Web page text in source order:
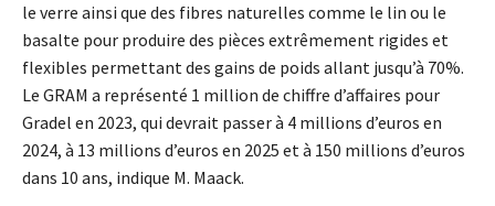
le verre ainsi que des fibres naturelles comme le lin ou le
basalte pour produire des pièces extrêmement rigides et
flexibles permettant des gains de poids allant jusqu’à 70%.
Le GRAM a représenté 1 million de chiffre d’affaires pour
Gradel en 2023, qui devrait passer à 4 millions d’euros en
2024, à 13 millions d’euros en 2025 et à 150 millions d’euros
dans 10 ans, indique M. Maack.